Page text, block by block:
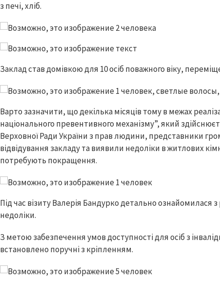
з печі, хліб.
Заклад став домівкою для 10 осіб поважного віку,
Варто зазначити, що декілька місяців тому в межах
національного превентивного механізму”, який
Верховної Ради України з прав людини, представники
відвідування закладу та виявили недоліки в житлових
потребують покращення.
Під час візиту Валерія Бандурко детально ознайомилася
недоліки.
З метою забезпечення умов доступності для осіб з
встановлено поручні з кріпленням.